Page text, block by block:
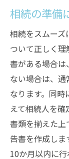
相続の準備
相続をスムー
ついて正しく
書がある場合
ない場合は、
なります。同
えて相続人を
書類を揃えた
告書を作成し
10か月以内に